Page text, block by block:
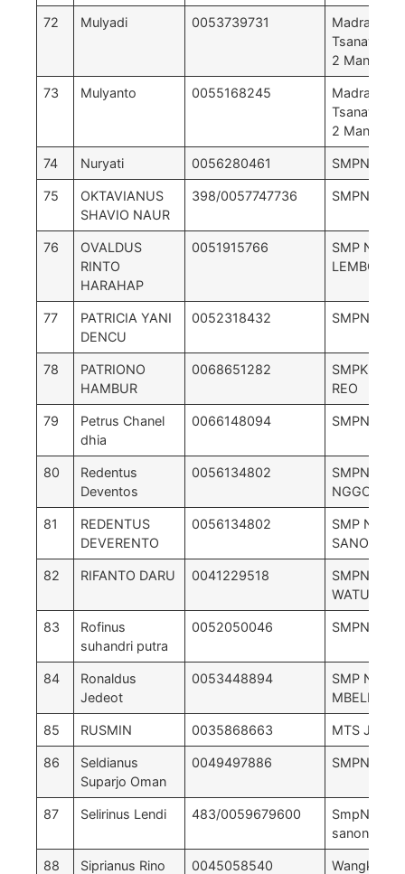
72 Mulyadi 0053739731
Madrasah
2
73 Mulyanto 0055168245
Madrasah
2
74 Nuryati 0056280461 SMPN 2
75
OKTAVIANUS
SHAVIO NAUR
398/0057747736 SMPN 6
76
OVALDUS
RINTO
HARAHAP
0051915766
SMP
LEMBOR
77
PATRICIA YANI
DENCU
0052318432 SMPN 1
78
PATRIONO
HAMBUR
0068651282
SMPK TRI
REO
79
Petrus Chanel
dhia
0066148094 SMPN 4
80
Redentus
Deventos
0056134802
SMPN 4
NGGOANG
81
REDENTUS
DEVERENTO
0056134802
SMP
SANO
82 RIFANTO DARU 0041229518
SMPN 3
WATU
83
Rofinus
suhandri putra
0052050046 SMPN 5
84
Ronaldus
Jedeot
0053448894
SMP
MBELILING
85 RUSMIN 0035868663 MTS
86
Seldianus
Suparjo Oman
0049497886 SMPN 4
87 Selirinus Lendi 483/0059679600
SmpN 2
88 Siprianus Rino 0045058540 Wangkung